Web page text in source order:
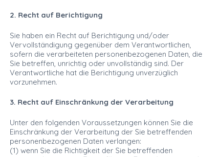
2. Recht auf Berichtigung
Sie haben ein Recht auf Berichtigung und/oder
Vervollständigung gegenüber dem Verantwortlichen,
sofern die verarbeiteten personenbezogenen Daten, die
Sie betreffen, unrichtig oder unvollständig sind. Der
Verantwortliche hat die Berichtigung unverzüglich
vorzunehmen.
3. Recht auf Einschränkung der Verarbeitung
Unter den folgenden Voraussetzungen können Sie die
Einschränkung der Verarbeitung der Sie betreffenden
personenbezogenen Daten verlangen:
(1) wenn Sie die Richtigkeit der Sie betreffenden